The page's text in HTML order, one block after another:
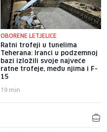
OBORENE LETJELICE
Ratni trofeji u tunelima
Teherana: Iranci u podzemnoj
bazi izložili svoje najveće
ratne trofeje, među njima i F-
15
19 min